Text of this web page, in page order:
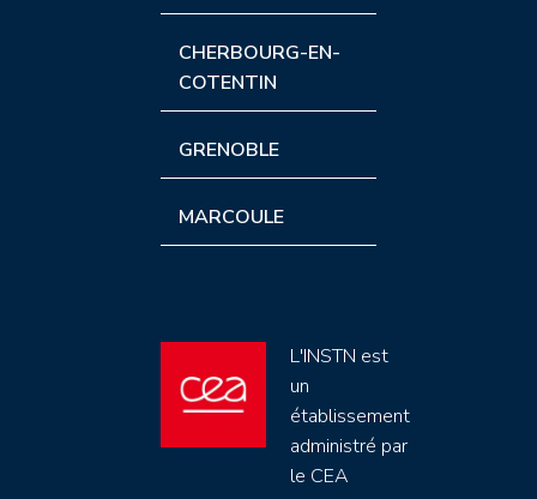
CHERBOURG-EN-
COTENTIN
GRENOBLE
MARCOULE
L'INSTN est
un
établissement
administré par
le CEA